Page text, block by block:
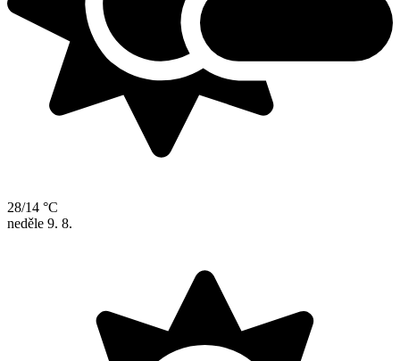
28/14 °C
neděle 9. 8.